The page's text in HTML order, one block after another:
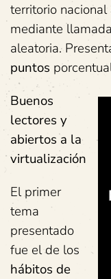
territorio
mediante
aleatoria.
puntos
Buenos
lectores y
abiertos a la
virtualización
El primer
tema
presentado
fue el de los
hábitos de